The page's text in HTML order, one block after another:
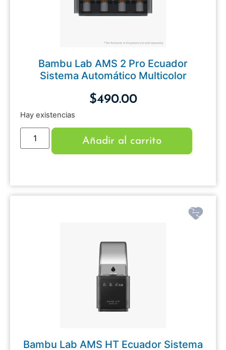
Bambu Lab AMS 2 Pro Ecuador
Sistema Automático Multicolor
$490.00
Hay existencias
Añadir al carrito
Bambu Lab AMS HT Ecuador Sistema